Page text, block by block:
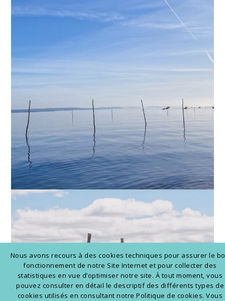
Nous avons recours à des cookies techniques pour assurer le
fonctionnement de notre Site Internet et pour collecter des
statistiques en vue d’optimiser notre site. À tout moment, vous
pouvez consulter en détail le descriptif des différents types de
cookies utilisés en consultant notre Politique de cookies. Vous